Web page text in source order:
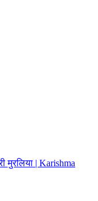
मुरलिया | Karishma